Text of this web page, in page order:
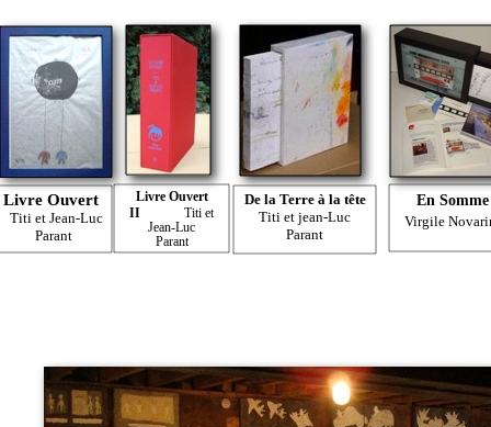
En Somme
Virgile
Livre Ouvert
II
Titi et
Jean-Luc
Parant
Livre Ouvert
Titi et Jean-Luc
Parant
De la Terre à la tête
Titi et jean-Luc
Parant